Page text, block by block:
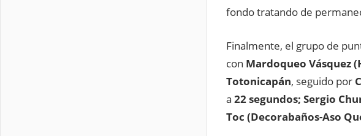
fondo tratando de
Finalmente, el grupo de
con Mardoqueo Vásquez
Totonicapán, seguido por
a 22 segundos; Sergio
Toc (Decorabaños-Aso